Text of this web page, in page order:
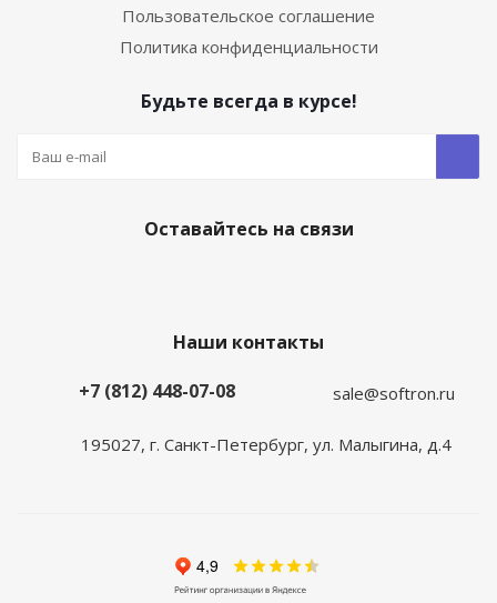
Пользовательское соглашение
Политика конфиденциальности
Будьте всегда в курсе!
Оставайтесь на связи
Наши контакты
+7 (812) 448-07-08
sale@softron.ru
195027, г. Санкт-Петербург, ул. Малыгина, д.4